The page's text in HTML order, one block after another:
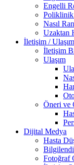
Engelli
Poliklinik
Nasıl
Uzaktan
İletişim / Ulaşım
İletişim
Ulaşım
Öneri ve
Dijital Medya
Hasta
Fotoğraf